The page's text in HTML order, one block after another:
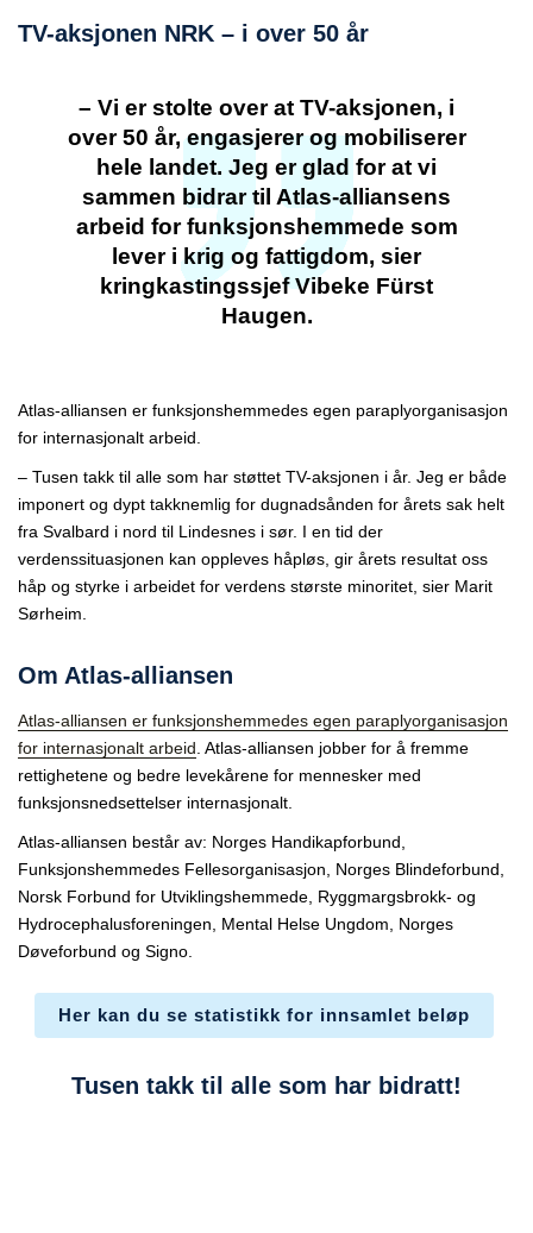
TV-aksjonen NRK – i over 50 år
– Vi er stolte over at TV-aksjonen, i
over 50 år, engasjerer og mobiliserer
hele landet. Jeg er glad for at vi
sammen bidrar til Atlas-alliansens
arbeid for funksjonshemmede som
lever i krig og fattigdom, sier
kringkastingssjef Vibeke Fürst
Haugen.
Atlas-alliansen er funksjonshemmedes egen paraply­organisasjon
for internasjonalt arbeid.
– Tusen takk til alle som har støttet TV-aksjonen i år. Jeg er både
imponert og dypt takknemlig for dugnadsånden for årets sak helt
fra Svalbard i nord til Lindesnes i sør. I en tid der
verdenssituasjonen kan oppleves håpløs, gir årets resultat oss
håp og styrke i arbeidet for verdens største minoritet, sier Marit
Sørheim.
Om Atlas-alliansen
Atlas-alliansen er funksjonshemmedes egen paraply­organisasjon
for internasjonalt arbeid . Atlas-alliansen jobber for å fremme
rettighetene og bedre levekårene for mennesker med
funksjonsnedsettelser internasjonalt.
Atlas-alliansen består av: Norges Handikapforbund,
Funksjonshemmedes Fellesorganisasjon, Norges Blindeforbund,
Norsk Forbund for Utviklingshemmede, Ryggmargsbrokk- og
Hydrocephalusforeningen, Mental Helse Ungdom, Norges
Døveforbund og Signo.
Her kan du se statistikk for innsamlet beløp
Tusen takk til alle som har bidratt!